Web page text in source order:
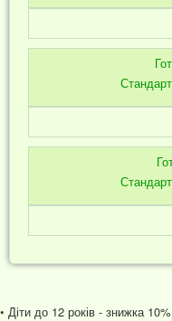
• Діти до 12 років - знижка 10%